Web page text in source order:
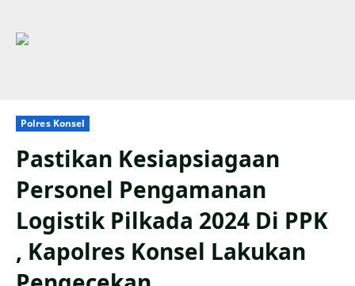
Polres Konsel
Pastikan Kesiapsiagaan
Personel Pengamanan
Logistik Pilkada 2024 Di PPK
, Kapolres Konsel Lakukan